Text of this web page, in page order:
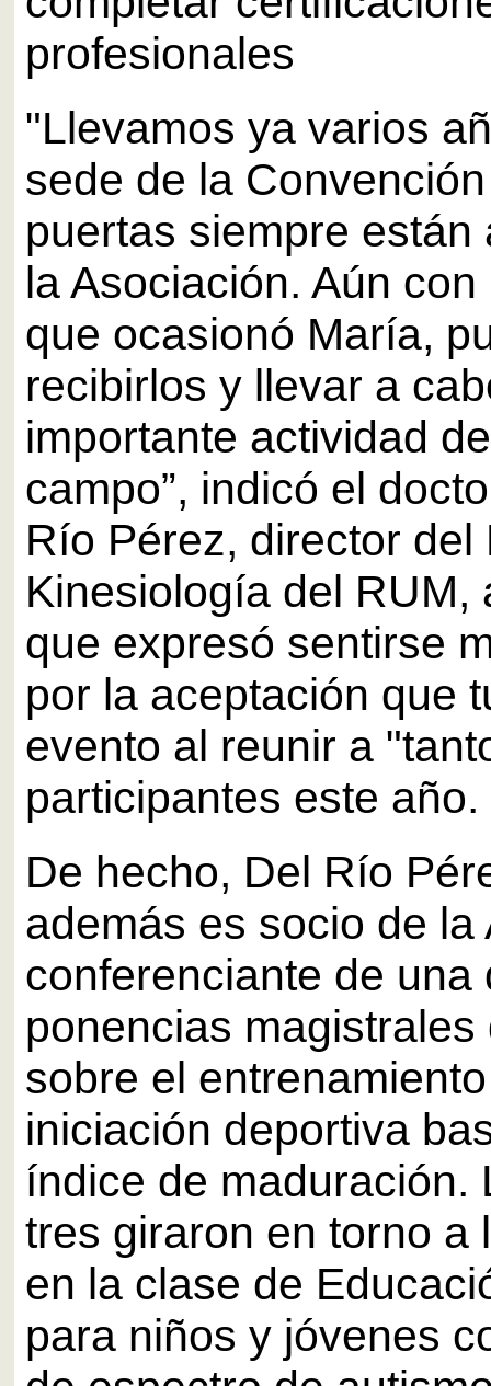
profesionales
"Llevamos ya varios
sede de la
puertas siempre están
la Asociación. Aún
que ocasionó María,
recibirlos y llevar a
importante actividad
campo”, indicó el
Río Pérez, director del
Kinesiología del RUM,
que expresó sentirse
por la aceptación que
evento al reunir a
participantes este año.
De hecho, Del Río
además es socio de la
conferenciante de una
ponencias magistrales
sobre el
iniciación deportiva
índice de maduración.
tres giraron en torno a
en la clase de
para niños y jóvenes